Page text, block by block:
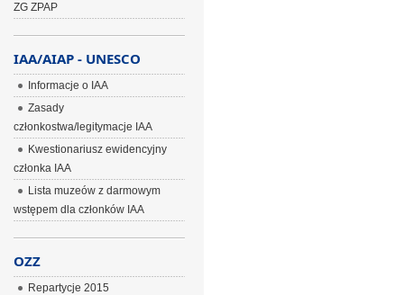
ZG ZPAP
IAA/AIAP - UNESCO
Informacje o IAA
Zasady
członkostwa/legitymacje IAA
Kwestionariusz ewidencyjny
członka IAA
Lista muzeów z darmowym
wstępem dla członków IAA
OZZ
Repartycje 2015